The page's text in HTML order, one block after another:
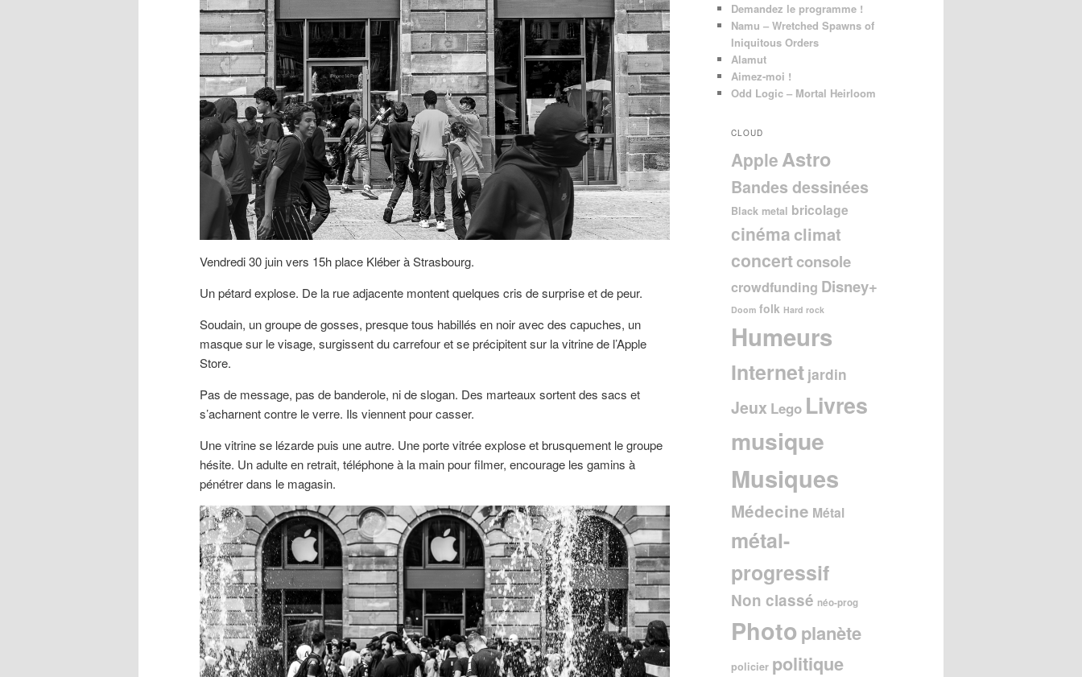
Vendredi 30 juin vers 15h place Kléber à Strasbourg.
Un pétard explose. De la rue adjacente montent quelques cris de surprise et de peur.
Soudain, un groupe de gosses, presque tous habillés en noir avec des capuches, un
masque sur le visage, surgissent du carrefour et se précipitent sur la vitrine de l’Apple
Store.
Pas de message, pas de banderole, ni de slogan. Des marteaux sortent des sacs et
s’acharnent contre le verre. Ils viennent pour casser.
Une vitrine se lézarde puis une autre. Une porte vitrée explose et brusquement le groupe
hésite. Un adulte en retrait, téléphone à la main pour filmer, encourage les gamins à
pénétrer dans le magasin.
Demandez le programme !
Namu – Wretched Spawns of
Iniquitous Orders
Alamut
Aimez-moi !
Odd Logic – Mortal Heirloom
CLOUD
Apple Astro
Bandes dessinées
Black metal bricolage
cinéma climat
concertconsole
crowdfunding Disney+
Doom folk Hard rock
Humeurs
Internet jardin
Jeux Lego Livres
musique
Musiques
Médecine Métal
métal-
progressif
Non classé néo-prog
Photo planète
policier politique